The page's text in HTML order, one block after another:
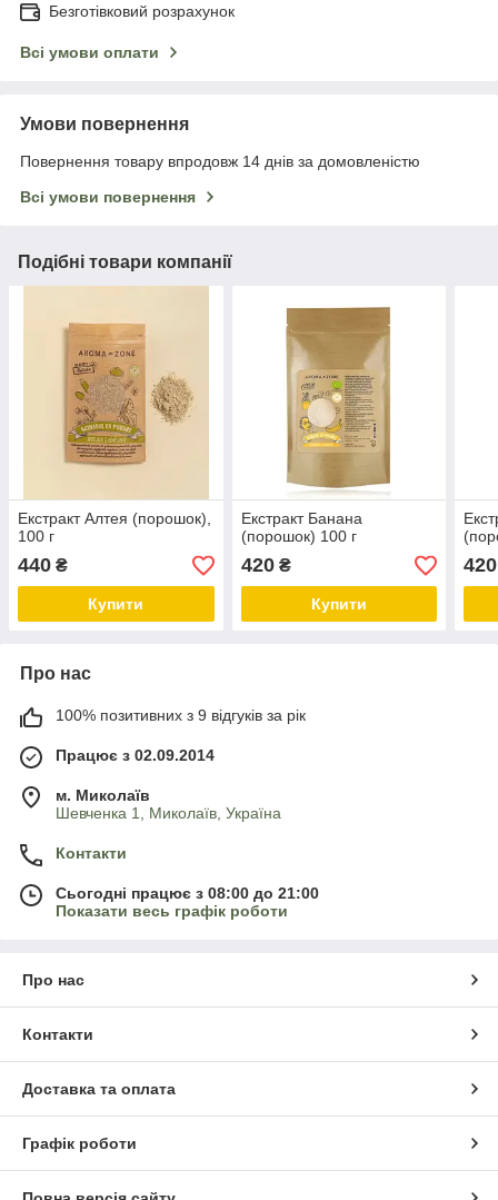
Безготівковий розрахунок
Всі умови оплати
Умови повернення
Повернення товару впродовж 14 днів за домовленістю
Всі умови повернення
Подібні товари компанії
Екстракт Алтея (порошок),
100 г
440 ₴
Купити
Екстракт Банана
(порошок) 100 г
420₴
Купити
420
Про нас
100% позитивних з 9 відгуків за рік
Працює з 02.09.2014
м. Миколаїв
Шевченка 1, Миколаїв, Україна
Контакти
Сьогодні працює з 08:00 до 21:00
Показати весь графік роботи
Про нас
Контакти
Доставка та оплата
Графік роботи